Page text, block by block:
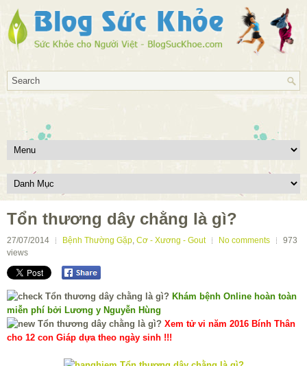
Tổn thương dây chằng là gì?
27/07/2014 Bệnh Thường Gặp, Cơ - Xương - Gout No comments
973
views
Khám bệnh Online hoàn toàn
miễn phí bởi Lương y Nguyễn Hùng
Xem tử vi năm 2016 Bính Thân
cho 12 con Giáp dựa theo ngày sinh !!!